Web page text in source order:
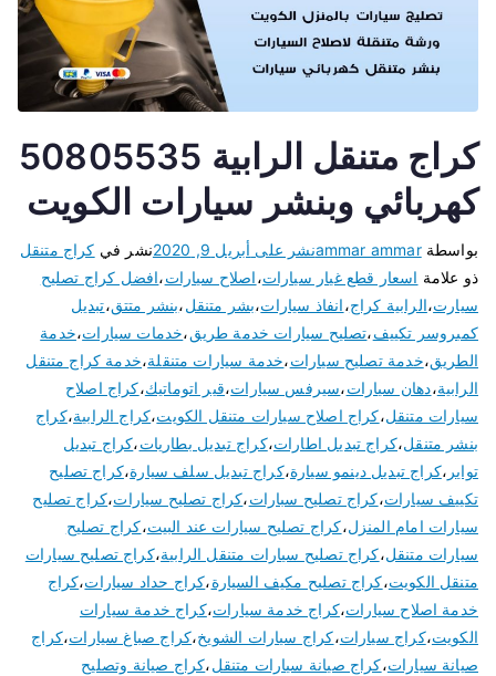
كراج متنقل الرابية 50805535
كهربائي وبنشر سيارات الكويت
بواسطةammar ammarنشر على أبريل 9, 2020 نشر في كراج متنقل
ذو علامة اسعار قطع غيار سيارات،اصلاح سيارات،افضل كراج تصليح
سيارت،الرابية كراج،انفاذ سيارات،بشر متنقل،بنشر متتق،تبديل
كمبروسر تكييف،تصليح سيارات خدمة طريق،خدمات سيارات،خدمة
الطريق،خدمة تصليح سيارات،خدمة سيارات متنقلة،خدمة كراج متنقل
الرابية،دهان سيارات،سيرفس سيارات،قير اتوماتيك،كراج اصلاح
سيارات متنقل،كراج اصلاح سيارات متنقل الكويت،كراج الرابية،كراج
بنشر متنقل،كراج تبديل اطارات،كراج تبديل بطاريات،كراج تبديل
تواير ،كراج تبديل دينمو سيارة،كراج تبديل سلف سيارة،كراج تصليح
تكييف سيارات،كراج تصليح سبارات،كراج تصليح سيارات،كراج تصليح
سيارات امام المنزل،كراج تصليح سيارات عند البيت،كراج تصليح
سيارات متنقل،كراج تصليح سيارات متنقل الرابية،كراج تصليح سيارات
متنقل الكويت،كراج تصليح مكيف السيارة،كراج حداد سيارات،كراج
خدمة اصلاح سيارات،كراج خدمة سيارات،كراج خدمة سيارات
الكويت،كراج سيارات،كراج سيارات الشويخ،كراج صباغ سيارات،كراج
صيانة سيارات،كراج صيانة سيارات متنقل،كراج صيانة وتصليح